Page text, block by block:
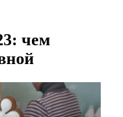
чем